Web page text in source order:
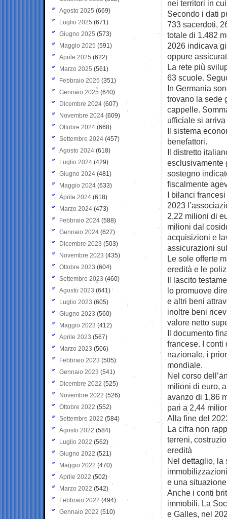
nei territori in
Secondo i dati
733 sacerdoti,
totale di 1.482
2026 indicava
oppure
La rete più
63 scuole.
In Germania
trovano la sede
cappelle.
ufficiale si
Il sistema
benefattori.
Il distretto
esclusivamente
sostegno
fiscalmente
I bilanci
2023
2,22 milioni di
milioni dal
acquisizioni e
assicurazioni
Le sole offerte
eredità e le
Il lascito
lo promuove
e altri beni
inoltre beni
valore netto
Il documento
francese. I conti
nazionale, i
mondiale.
Nel corso
milioni di euro,
avanzo di 1,86
pari a 2,44
Alla fine del
La cifra non
terreni,
eredità
Nel dettaglio, la
e una
Anche i conti
immobili. La
e Galles, nel
Agosto 2025 (669)
Luglio 2025 (671)
Giugno 2025 (573)
Maggio 2025 (591)
Aprile 2025 (622)
Marzo 2025 (561)
Febbraio 2025 (351)
Gennaio 2025 (640)
Dicembre 2024 (607)
Novembre 2024(609)
Ottobre 2024 (668)
Settembre 2024 (457)
Agosto 2024 (618)
Luglio 2024 (429)
Giugno 2024 (481)
Maggio 2024 (633)
Aprile 2024 (618)
Marzo 2024 (473)
Febbraio 2024 (588)
Gennaio 2024 (627)
Dicembre 2023 (503)
Novembre 2023 (435)
Ottobre 2023 (604)
Settembre 2023 (460)
Agosto 2023 (641)
Luglio 2023 (605)
Giugno 2023 (560)
Maggio 2023 (412)
Aprile 2023 (567)
Marzo 2023 (506)
Febbraio 2023 (505)
Gennaio 2023 (541)
Dicembre 2022 (525)
Novembre 2022 (526)
Ottobre 2022 (552)
Settembre 2022 (584)
Agosto 2022 (584)
Luglio 2022 (562)
Giugno 2022 (521)
Maggio 2022 (470)
Aprile 2022 (502)
Marzo 2022 (542)
Febbraio 2022 (494)
Gennaio 2022 (510)